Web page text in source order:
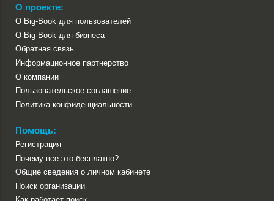
О проекте:
О Big-Book для пользователей
О Big-Book для бизнеса
Обратная связь
Информационное партнерство
О компании
Пользовательское соглашение
Политика конфиденциальности
Помощь:
Регистрация
Почему все это бесплатно?
Общие сведения о личном кабинете
Поиск организации